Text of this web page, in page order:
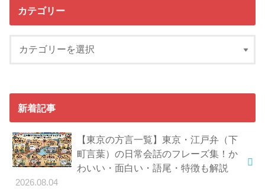
カテゴリー
新着記事
【東京の方言一覧】東京・江戸弁（下
町言葉）の日常会話のフレーズ集！か
わいい・面白い・語尾・特徴も解説
2026.08.04